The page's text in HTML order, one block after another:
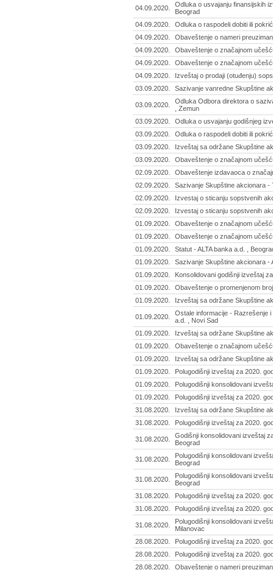
04.09.2020.
Odluka o usvajanju finansijskih
Beograd
04.09.2020.
Odluka o raspodeli dobiti ili
04.09.2020.
Obaveštenje o nameri
04.09.2020.
Obaveštenje o značajnom
04.09.2020.
Obaveštenje o značajnom
04.09.2020.
Izveštaj o prodaji (otuđenju)
03.09.2020.
Sazivanje vanredne Skupštine
03.09.2020.
Odluka Odbora direktora o
, Zemun
03.09.2020.
Odluka o usvajanju godišnjeg
03.09.2020.
Odluka o raspodeli dobiti ili
03.09.2020.
Izveštaj sa održane Skupštine
03.09.2020.
Obaveštenje o značajnom
02.09.2020.
Obaveštenje izdavaoca o
02.09.2020.
Sazivanje Skupštine akcionara -
02.09.2020.
Izvestaj o sticanju sopstvenih
02.09.2020.
Izvestaj o sticanju sopstvenih
01.09.2020.
Obaveštenje o značajnom
01.09.2020.
Obaveštenje o značajnom
01.09.2020.
Statut - ALTA banka a.d. ,
01.09.2020.
Sazivanje Skupštine akcionara -
01.09.2020.
Konsolidovani godišnji izveštaj
01.09.2020.
Obaveštenje o promenjenom
01.09.2020.
Izveštaj sa održane Skupštine
01.09.2020.
Ostale informacije - Razrešenje
a.d. , Novi Sad
01.09.2020.
Izveštaj sa održane Skupštine
01.09.2020.
Obaveštenje o značajnom
01.09.2020.
Izveštaj sa održane Skupštine
01.09.2020.
Polugodišnji izveštaj za 2020.
01.09.2020.
Polugodišnji konsolidovani
01.09.2020.
Polugodišnji izveštaj za 2020.
31.08.2020.
Izveštaj sa održane Skupštine
31.08.2020.
Polugodišnji izveštaj za 2020.
31.08.2020.
Godišnji konsolidovani izveštaj
Beograd
31.08.2020.
Polugodišnji konsolidovani
Beograd
31.08.2020.
Polugodišnji konsolidovani
Beograd
31.08.2020.
Polugodišnji izveštaj za 2020.
31.08.2020.
Polugodišnji izveštaj za 2020.
31.08.2020.
Polugodišnji konsolidovani
Milanovac
28.08.2020.
Polugodišnji izveštaj za 2020.
28.08.2020.
Polugodišnji izveštaj za 2020.
28.08.2020.
Obaveštenje o nameri